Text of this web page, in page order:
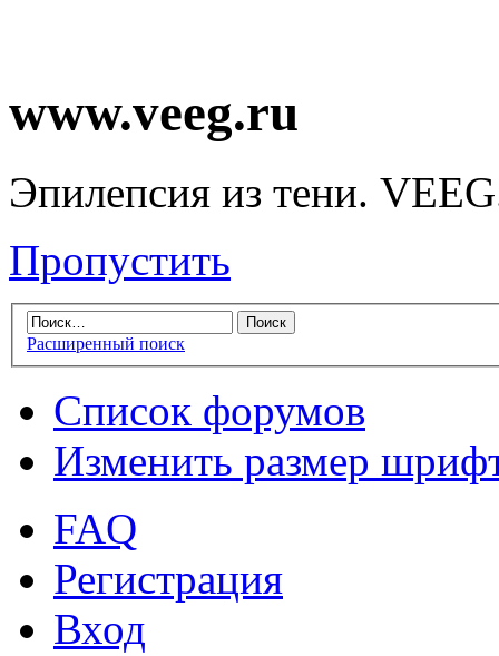
www.veeg.ru
Эпилепсия из тени.
Пропустить
Расширенный поиск
Список форумов
Изменить размер
FAQ
Регистрация
Вход